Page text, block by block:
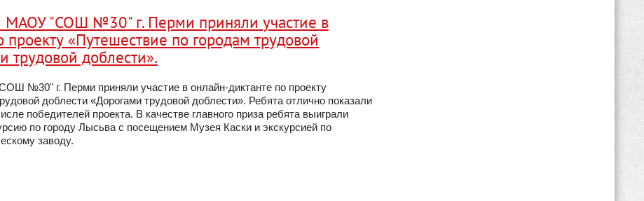
МАОУ "СОШ №30" г. Перми приняли участие в
проекту «Путешествие по городам трудовой
трудовой доблести».
№30" г. Перми приняли участие в онлайн-диктанте по проекту
доблести «Дорогами трудовой доблести». Ребята отлично показали
победителей проекта. В качестве главного приза ребята выиграли
по городу Лысьва с посещением Музея Каски и экскурсией по
заводу.